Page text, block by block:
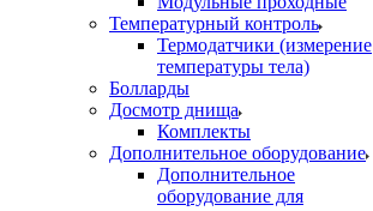
Температурный контроль
Термодатчики (измерение
температуры тела)
Болларды
Досмотр днища
Комплекты
Дополнительное оборудование
Дополнительное
оборудование для